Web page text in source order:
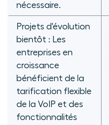
nécessaire.
Projets d'évolution
bientôt : Les
entreprises en
croissance
bénéficient de la
tarification flexible
de la VoIP et des
fonctionnalités